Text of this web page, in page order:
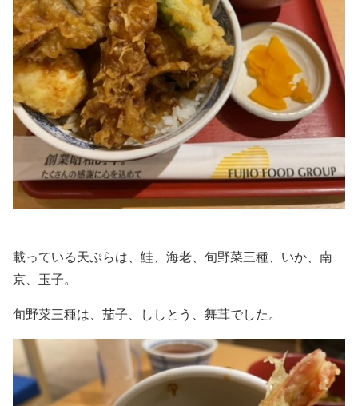
載っている天ぷらは、鮭、海老、旬野菜三種、いか、南
京、玉子。
旬野菜三種は、茄子、ししとう、舞茸でした。